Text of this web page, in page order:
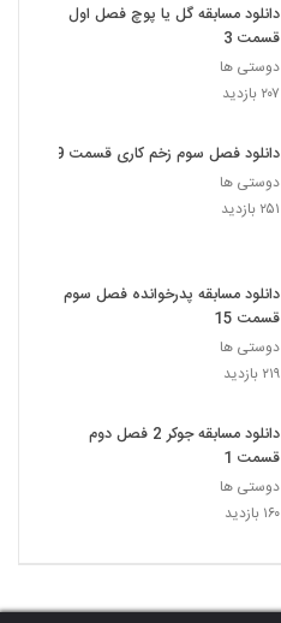
دانلود مسابقه گل یا پوچ فصل اول
قسمت 3
دوستی ها
۲۰۷ بازدید
دانلود فصل سوم زخم کاری قسمت 9
دوستی ها
۲۵۱ بازدید
دانلود مسابقه پدرخوانده فصل سوم
قسمت 15
دوستی ها
۲۱۹ بازدید
دانلود مسابقه جوکر 2 فصل دوم
قسمت 1
دوستی ها
۱۶۰ بازدید